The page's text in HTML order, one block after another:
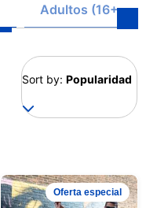
Adultos (16+)
Sort by: Popularidad
Oferta especial